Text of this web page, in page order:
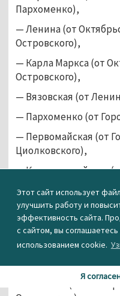
Этот сайт использует
улучшить работу и
эффективность сайта.
с сайтом, вы соглашаетесь
использованием cookie.
Я
Пархоменко),
— Ленина (от
Островского),
— Карла Маркса (от
Островского),
— Вязовская (от
— Пархоменко (от
— Первомайская (от
Циолковского),
— Красноармейская
— Огаркова (от
— Мира (от
— Ломоносова (от
— Уральская (от
Островского),
— Газетная (от